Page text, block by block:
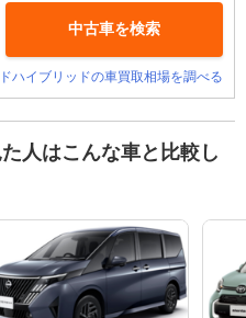
中古車を検索
ハイブリッドの車買取相場を調べる
人はこんな車と比較し